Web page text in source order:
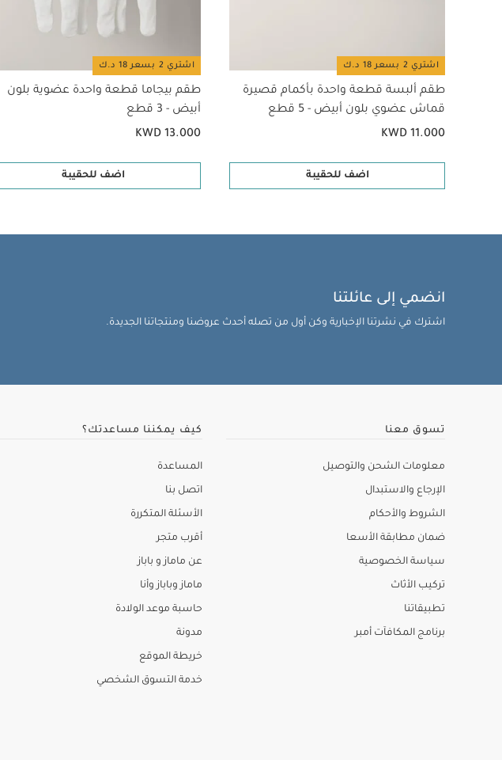
اشتري 2 بسعر 18 د.ك
طقم ألبسة قطعة واحدة بأكمام قصيرة
قماش عضوي بلون أبيض - 5 قطع
KWD 11.000
اضف للحقيبة
اشتري 2 بسعر 18 د.ك
طقم بيجاما قطعة واحدة عضوية بلون
أبيض - 3 قطع
KWD 13.000
اضف للحقيبة
انضمي إلى عائلتنا
اشترك في نشرتنا الإخبارية وكن أول من تصله أحدث عروضنا ومنتجاتنا الجديدة.
تسوق معنا
معلومات الشحن والتوصيل
الإرجاع والاستبدال
الشروط والأحكام
ضمان مطابقة الأسعا
سياسة الخصوصية
تركيب الأثاث
تطبيقاتنا
برنامج المكافآت أمبر
كيف يمكننا مساعدتك؟
المساعدة
اتصل بنا
الأسئلة المتكررة
أقرب متجر
عن ماماز و باباز
ماماز وباباز وأنا
حاسبة موعد الولادة
مدونة
خريطة الموقع
خدمة التسوق الشخصي